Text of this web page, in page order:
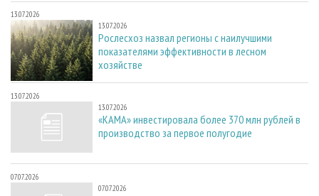
13.07.2026
13.07.2026
Рослесхоз назвал регионы с наилучшими
показателями эффективности в лесном
хозяйстве
13.07.2026
13.07.2026
«КАМА» инвестировала более 370 млн рублей в
производство за первое полугодие
07.07.2026
07.07.2026